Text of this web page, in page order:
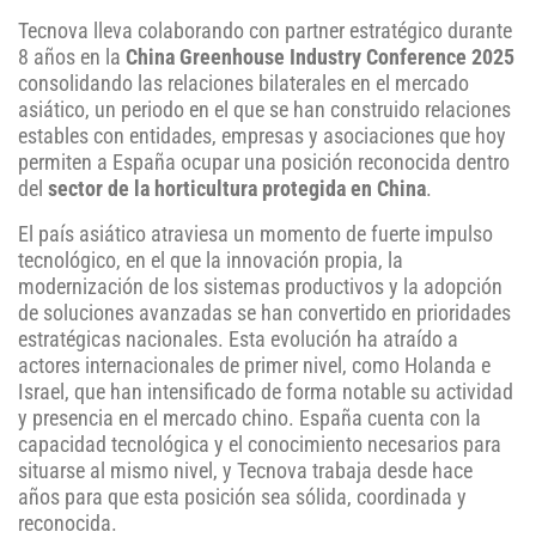
Tecnova lleva colaborando con partner estratégico durante
8 años en la China Greenhouse Industry Conference 2025
consolidando las relaciones bilaterales en el mercado
asiático, un periodo en el que se han construido relaciones
estables con entidades, empresas y asociaciones que hoy
permiten a España ocupar una posición reconocida dentro
del sector de la horticultura protegida en China.
El país asiático atraviesa un momento de fuerte impulso
tecnológico, en el que la innovación propia, la
modernización de los sistemas productivos y la adopción
de soluciones avanzadas se han convertido en prioridades
estratégicas nacionales. Esta evolución ha atraído a
actores internacionales de primer nivel, como Holanda e
Israel, que han intensificado de forma notable su actividad
y presencia en el mercado chino. España cuenta con la
capacidad tecnológica y el conocimiento necesarios para
situarse al mismo nivel, y Tecnova trabaja desde hace
años para que esta posición sea sólida, coordinada y
reconocida.